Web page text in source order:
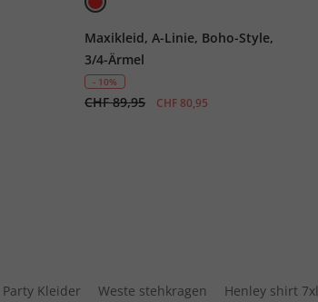
Maxikleid, A-Linie, Boho-Style,
3/4-Ärmel
- 10%
CHF 89,95 CHF 80,95
Party Kleider Weste stehkragen Henley shirt 7xl